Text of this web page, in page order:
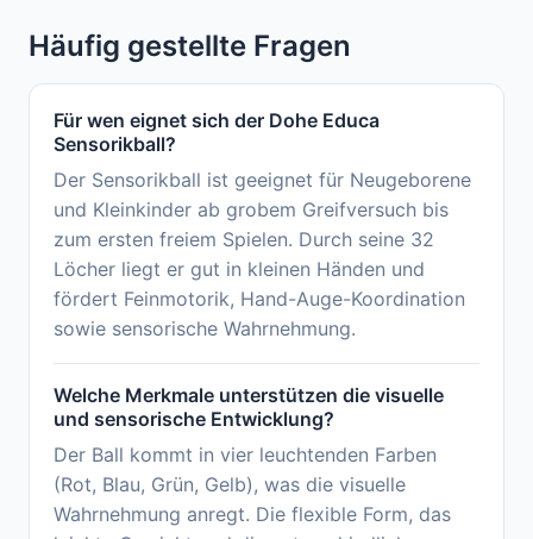
Häufig gestellte Fragen
Für wen eignet sich der Dohe Educa
Sensorikball?
Der Sensorikball ist geeignet für Neugeborene
und Kleinkinder ab grobem Greifversuch bis
zum ersten freiem Spielen. Durch seine 32
Löcher liegt er gut in kleinen Händen und
fördert Feinmotorik, Hand-Auge-Koordination
sowie sensorische Wahrnehmung.
Welche Merkmale unterstützen die visuelle
und sensorische Entwicklung?
Der Ball kommt in vier leuchtenden Farben
(Rot, Blau, Grün, Gelb), was die visuelle
Wahrnehmung anregt. Die flexible Form, das